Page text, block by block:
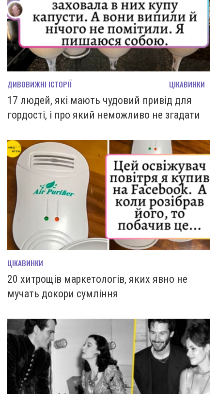
ДИВОВИЖНІ ІСТОРІЇ ЦІКАВИНКИ
17 людей, які мають чудовий привід для
гордості, і про який неможливо не згадати
ЦІКАВИНКИ
20 хитрощів маркетологів, яких явно не
мучать докори сумління